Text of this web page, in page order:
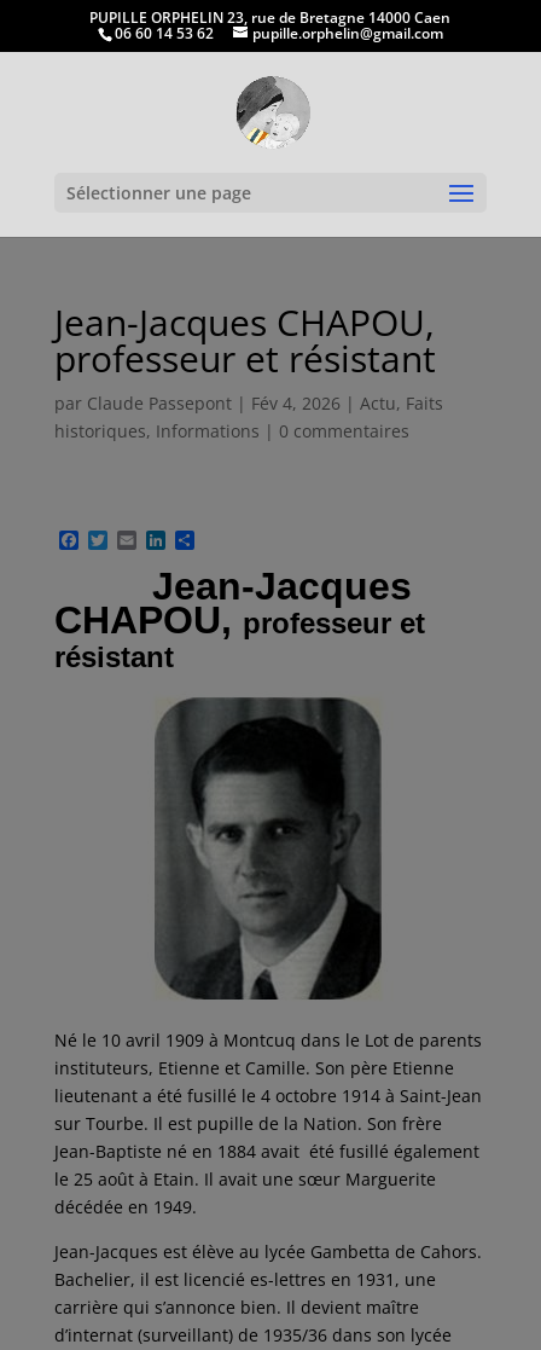
PUPILLE ORPHELIN 23, rue de Bretagne 14000 Caen
06 60 14 53 62 pupille.orphelin@gmail.com
Sélectionner une page
Jean-Jacques CHAPOU,
professeur et résistant
par Claude Passepont| Fév 4, 2026 | Actu, Faits
historiques, Informations | 0 commentaires
F
b
o
o
k
T
t
e
r
E L
n
k
e
d
I
n
P
r
t
g
Jean-Jacques
CHAPOU, professeur et
résistant
Né le 10 avril 1909 à Montcuq dans le Lot de parents
instituteurs, Etienne et Camille. Son père Etienne
lieutenant a été fusillé le 4 octobre 1914 à Saint-Jean
sur Tourbe. Il est pupille de la Nation. Son frère
Jean-Baptiste né en 1884 avait été fusillé également
le 25 août à Etain. Il avait une sœur Marguerite
décédée en 1949.
Jean-Jacques est élève au lycée Gambetta de Cahors.
Bachelier, il est licencié es-lettres en 1931, une
carrière qui s’annonce bien. Il devient maître
d’internat (surveillant) de 1935/36 dans son lycée